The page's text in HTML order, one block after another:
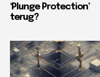
‘Plunge Protection’
terug?